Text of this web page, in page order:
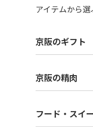
アイテムから選
京阪のギフト
京阪の精肉
フード・スイ